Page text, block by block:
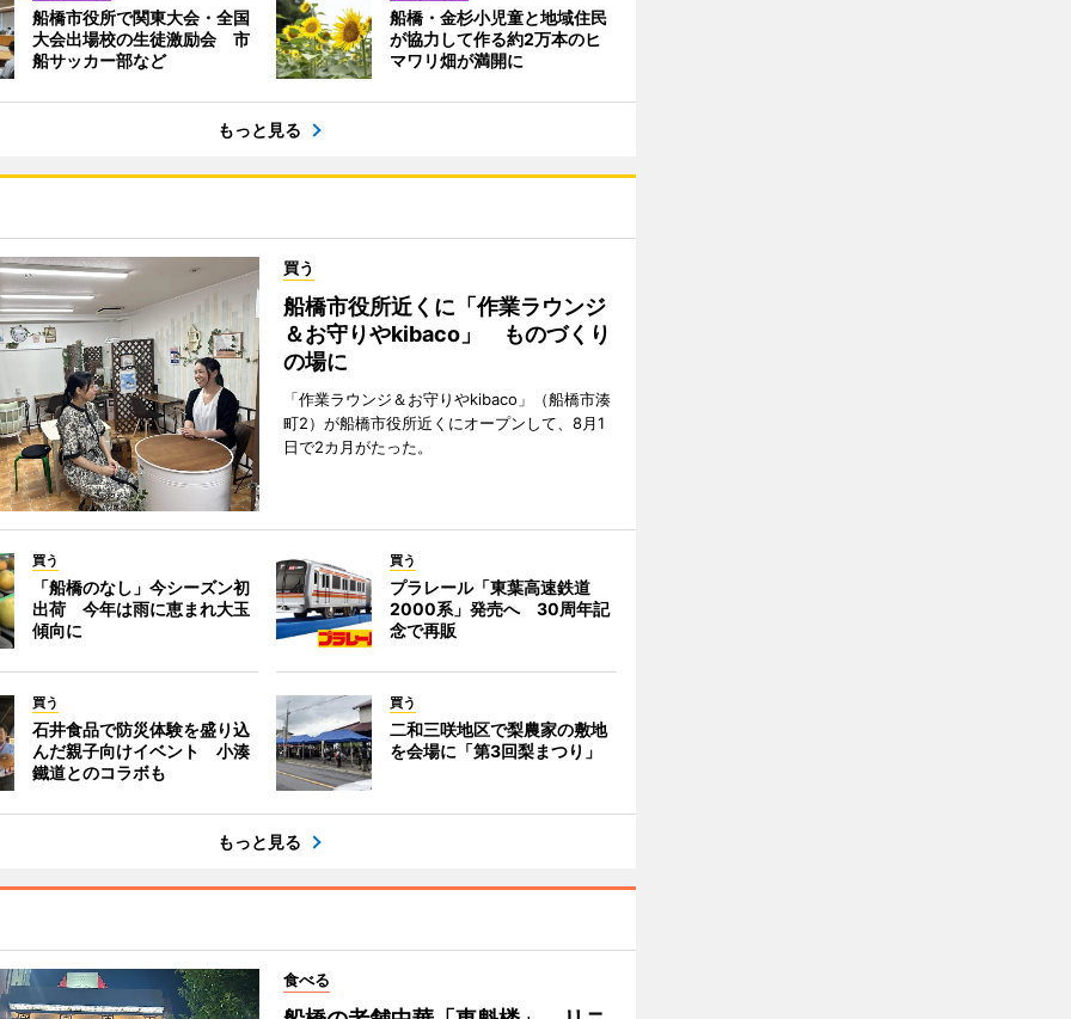
船橋市役所で関東大会・全国
大会出場校の生徒激励会 市
船サッカー部など
船橋・金杉小児童と地域住民
が協力して作る約2万本のヒ
マワリ畑が満開に
もっと見る
買う
船橋市役所近くに「作業ラウンジ
＆お守りやkibaco」 ものづくり
の場に
「作業ラウンジ＆お守りやkibaco」（船橋市湊
町2）が船橋市役所近くにオープンして、8月1
日で2カ月がたった。
買う
「船橋のなし」今シーズン初
出荷 今年は雨に恵まれ大玉
傾向に
買う
プラレール「東葉高速鉄道
2000系」発売へ 30周年記
念で再販
買う
石井食品で防災体験を盛り込
んだ親子向けイベント 小湊
鐵道とのコラボも
買う
二和三咲地区で梨農家の敷地
を会場に「第3回梨まつり」
もっと見る
食べる